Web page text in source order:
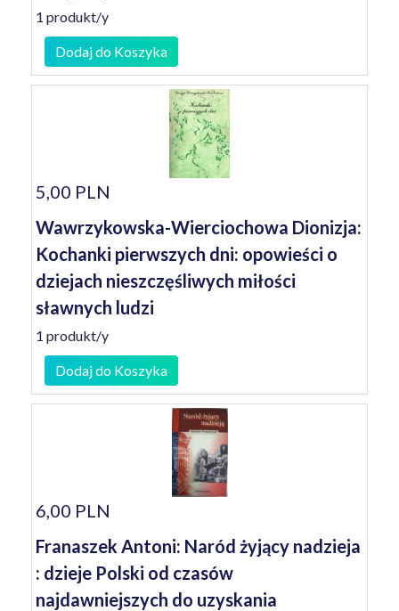
1 produkt/y
Dodaj do Koszyka
5,00 PLN
Wawrzykowska-Wierciochowa Dionizja:
Kochanki pierwszych dni: opowieści o
dziejach nieszczęśliwych miłości
sławnych ludzi
1 produkt/y
Dodaj do Koszyka
6,00 PLN
Franaszek Antoni: Naród żyjący nadzieja
: dzieje Polski od czasów
najdawniejszych do uzyskania